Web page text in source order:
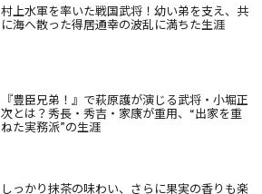
村上水軍を率いた戦国武将！幼い弟を支え、共
に海へ散った得居通幸の波乱に満ちた生涯
『豊臣兄弟！』で萩原護が演じる武将・小堀正
次とは？秀長・秀吉・家康が重用、“出家を重
ねた実務派”の生涯
しっかり抹茶の味わい、さらに果実の香りも楽